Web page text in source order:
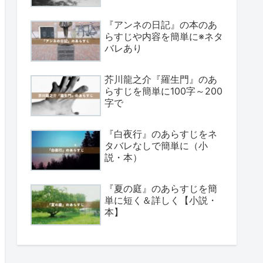
『アンネの日記』の本のあ
らすじや内容を簡単に※ネタ
バレあり
芥川龍之介『羅生門』のあ
らすじを簡単に100字～200
字で
『白夜行』のあらすじをネ
タバレなしで簡単に（小
説・本）
『夏の庭』のあらすじを簡
単に短く＆詳しく【小説・
本】